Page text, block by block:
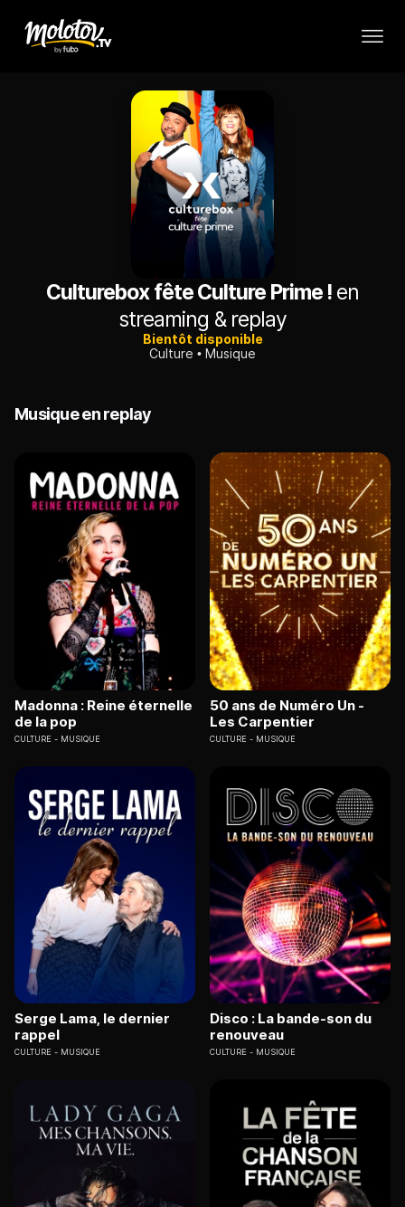
Culturebox fête Culture Prime ! en
streaming & replay
Bientôt disponible
Culture
Musique
Musique en replay
Madonna : Reine éternelle
de la pop
CULTURE MUSIQUE
50 ans de Numéro Un -
Les Carpentier
CULTURE MUSIQUE
Serge Lama, le dernier
rappel
CULTURE MUSIQUE
Disco : La bande-son du
renouveau
CULTURE MUSIQUE